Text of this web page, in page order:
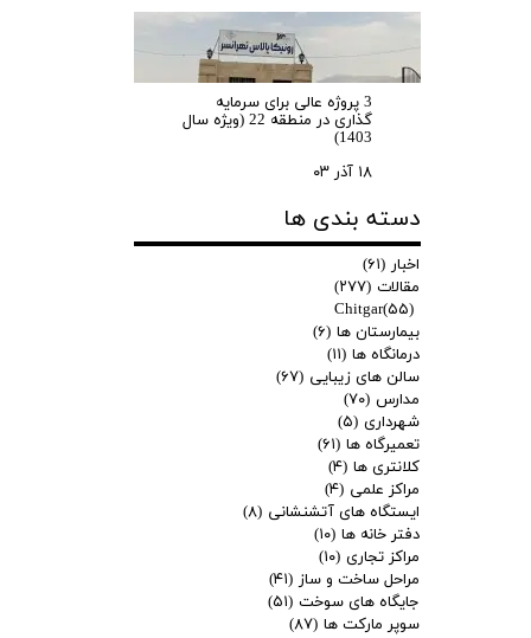
3 پروژه عالی برای سرمایه
گذاری در منطقه 22 (ویژه سال
1403)
۱۸ آذر ۰۳
دسته بندی ها
اخبار (۶۱)
مقالات (۲۷۷)
Chitgar(۵۵)
بیمارستان ها (۶)
درمانگاه ها (۱۱)
سالن های زیبایی (۶۷)
مدارس (۷۰)
شهرداری (۵)
تعمیرگاه ها (۶۱)
کلانتری ها (۴)
مراکز علمی (۴)
ایستگاه های آتشنشانی (۸)
دفتر خانه ها (۱۰)
مراکز تجاری (۱۰)
مراحل ساخت و ساز (۴۱)
جایگاه های سوخت (۵۱)
سوپر مارکت ها (۸۷)